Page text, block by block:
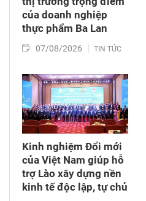
của doanh nghiệp
thực phẩm Ba Lan
07/08/2026 TIN TỨC
Kinh nghiệm Đổi mới
của Việt Nam giúp hỗ
trợ Lào xây dựng nền
kinh tế độc lập, tự chủ